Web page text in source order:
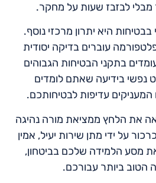
לבזבז שעות על מחקר.
היא יתרון מרכזי נוסף.
עוברים בדיקה יסודית
בתקני הבטיחות הגבוהים
נפשי בידיעה שאתם לומדים
עדיפות לבטיחותכם.
את הלחץ ממציאת מורה נהיגה
על ידי מתן שירות יעיל, אמין
מסע הלמידה שלכם בביטחון,
הטוב ביותר עבורכם.